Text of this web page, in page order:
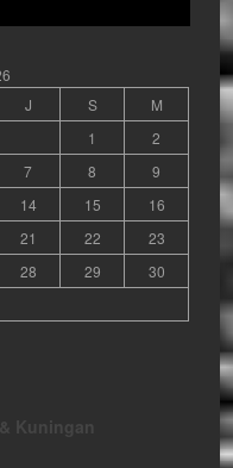
J S
M
1
2
7 8
9
14 15
16
21 22
23
28 29
30
Kuningan